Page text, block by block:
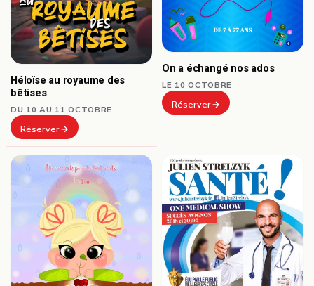
Héloïse au royaume des
bêtises
DU 10 AU 11 OCTOBRE
Réserver
On a échangé nos ados
LE 10 OCTOBRE
Réserver